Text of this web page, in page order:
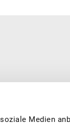
Medien
und Verarbeitung,
von Schweizer